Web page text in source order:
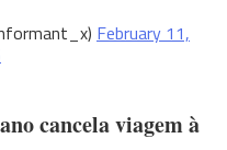
February 11,
cancela viagem à